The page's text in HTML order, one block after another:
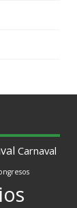
Carnaval